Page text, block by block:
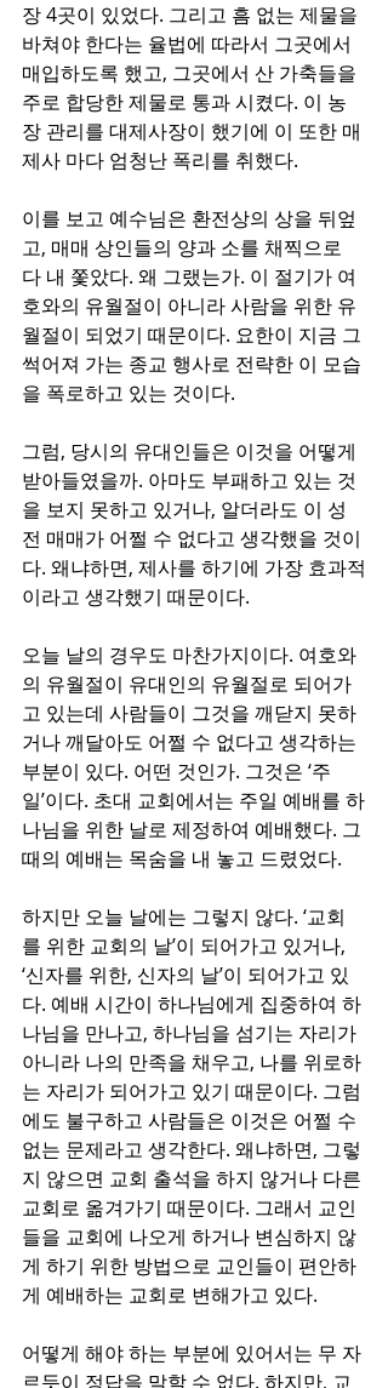
장 4곳이 있었다. 그리고 흠 없는 제물을
바쳐야 한다는 율법에 따라서 그곳에서
매입하도록 했고, 그곳에서 산 가축들을
주로 합당한 제물로 통과 시켰다. 이 농
장 관리를 대제사장이 했기에 이 또한 매
제사 마다 엄청난 폭리를 취했다.
이를 보고 예수님은 환전상의 상을 뒤엎
고, 매매 상인들의 양과 소를 채찍으로
다 내 쫓았다. 왜 그랬는가. 이 절기가 여
호와의 유월절이 아니라 사람을 위한 유
월절이 되었기 때문이다. 요한이 지금 그
썩어져 가는 종교 행사로 전략한 이 모습
을 폭로하고 있는 것이다.
그럼, 당시의 유대인들은 이것을 어떻게
받아들였을까. 아마도 부패하고 있는 것
을 보지 못하고 있거나, 알더라도 이 성
전 매매가 어쩔 수 없다고 생각했을 것이
다. 왜냐하면, 제사를 하기에 가장 효과적
이라고 생각했기 때문이다.
오늘 날의 경우도 마찬가지이다. 여호와
의 유월절이 유대인의 유월절로 되어가
고 있는데 사람들이 그것을 깨닫지 못하
거나 깨달아도 어쩔 수 없다고 생각하는
부분이 있다. 어떤 것인가. 그것은 ‘주
일’이다. 초대 교회에서는 주일 예배를 하
나님을 위한 날로 제정하여 예배했다. 그
때의 예배는 목숨을 내 놓고 드렸었다.
하지만 오늘 날에는 그렇지 않다. ‘교회
를 위한 교회의 날’이 되어가고 있거나,
‘신자를 위한, 신자의 날’이 되어가고 있
다. 예배 시간이 하나님에게 집중하여 하
나님을 만나고, 하나님을 섬기는 자리가
아니라 나의 만족을 채우고, 나를 위로하
는 자리가 되어가고 있기 때문이다. 그럼
에도 불구하고 사람들은 이것은 어쩔 수
없는 문제라고 생각한다. 왜냐하면, 그렇
지 않으면 교회 출석을 하지 않거나 다른
교회로 옮겨가기 때문이다. 그래서 교인
들을 교회에 나오게 하거나 변심하지 않
게 하기 위한 방법으로 교인들이 편안하
게 예배하는 교회로 변해가고 있다.
어떻게 해야 하는 부분에 있어서는 무 자
르듯이 정답을 말할 수 없다. 하지만, 교